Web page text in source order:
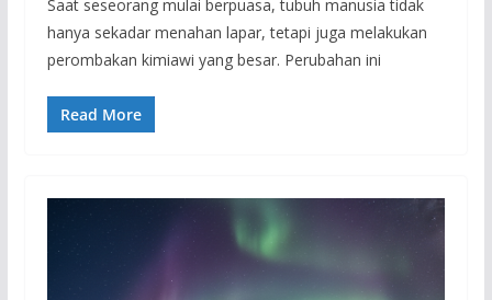
Saat seseorang mulai berpuasa, tubuh manusia tidak
hanya sekadar menahan lapar, tetapi juga melakukan
perombakan kimiawi yang besar. Perubahan ini
Read More